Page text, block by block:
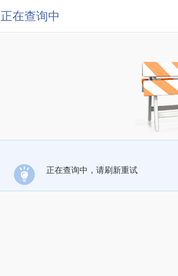
正在查询中
正在查询中，请刷新重试